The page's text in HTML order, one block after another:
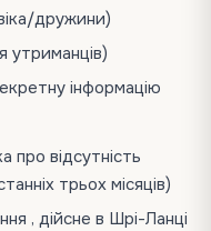
дружини)
утриманців)
інформацію
про відсутність
трьох місяців)
, дійсне в Шрі-Ланці